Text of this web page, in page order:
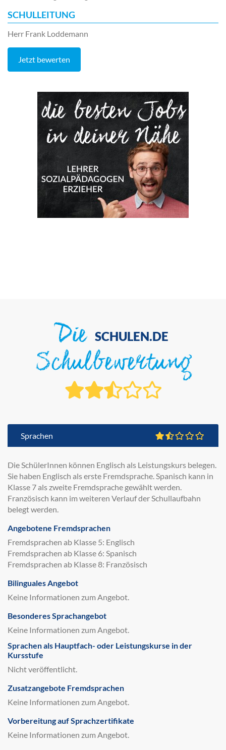
SCHULLEITUNG
Herr Frank Loddemann
Jetzt bewerten
Die SCHULEN.DE
Schulbewertung
Sprachen
Die SchülerInnen können Englisch als Leistungskurs belegen.
Sie haben Englisch als erste Fremdsprache. Spanisch kann in
Klasse 7 als zweite Fremdsprache gewählt werden.
Französisch kann im weiteren Verlauf der Schullaufbahn
belegt werden.
Angebotene Fremdsprachen
Fremdsprachen ab Klasse 5: Englisch
Fremdsprachen ab Klasse 6: Spanisch
Fremdsprachen ab Klasse 8: Französisch
Bilinguales Angebot
Keine Informationen zum Angebot.
Besonderes Sprachangebot
Keine Informationen zum Angebot.
Sprachen als Hauptfach- oder Leistungskurse in der
Kursstufe
Nicht veröffentlicht.
Zusatzangebote Fremdsprachen
Keine Informationen zum Angebot.
Vorbereitung auf Sprachzertifikate
Keine Informationen zum Angebot.